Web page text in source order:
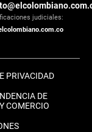
judiciales:
PRIVACIDAD
DE
COMERCIO